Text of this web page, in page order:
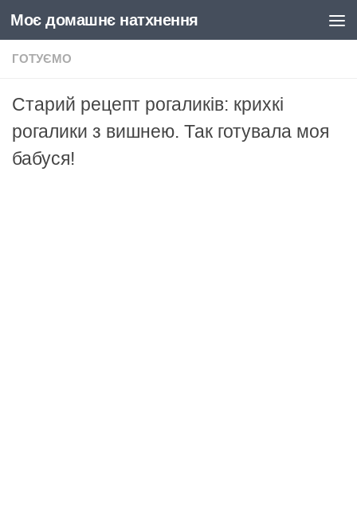
Skip to content
Моє домашнє натхнення
ГОТУЄМО
Старий рецепт рогаликів: крихкі
рогалики з вишнею. Так готувала моя
бабуся!